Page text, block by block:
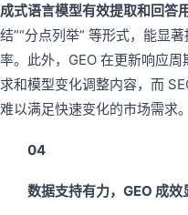
成式语言模型有效提取和回答
结”“分点列举” 等形式，能显
率。此外，GEO 在更新响应
求和模型变化调整内容，而
难以满足快速变化的市场需求。
04
数据支持有力，GEO 成效